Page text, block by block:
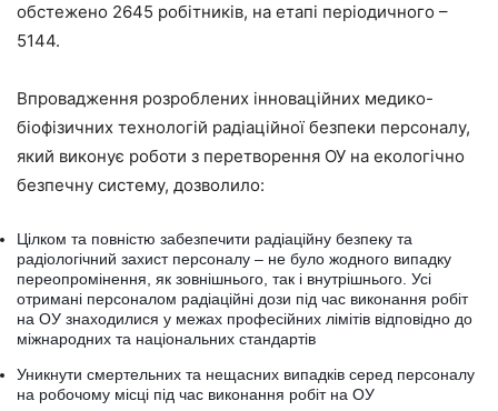
обстежено 2645 робітників, на етапі періодичного –
5144.
Впровадження розроблених інноваційних медико-
біофізичних технологій радіаційної безпеки персоналу,
який виконує роботи з перетворення ОУ на екологічно
безпечну систему, дозволило:
Цілком та повністю забезпечити радіаційну безпеку та
радіологічний захист персоналу – не було жодного випадку
переопромінення, як зовнішнього, так і внутрішнього. Усі
отримані персоналом радіаційні дози під час виконання робіт
на ОУ знаходилися у межах професійних лімітів відповідно до
міжнародних та національних стандартів
Уникнути смертельних та нещасних випадків серед персоналу
на робочому місці під час виконання робіт на ОУ